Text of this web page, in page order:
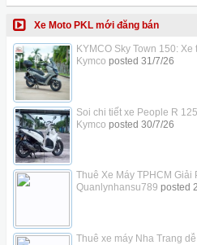
Xe Moto PKL mới đăng bán
KYMCO Sky Town 150:
Kymco posted 31/7/26
Soi chi tiết xe People R
Kymco posted 30/7/26
Thuê Xe Máy TPHCM Giải
Quanlynhansu789 posted
Thuê xe máy Nha Trang